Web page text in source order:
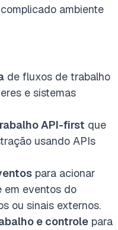
ambiente
de fluxos de trabalho
e sistemas
API-first que
usando APIs
para acionar
em eventos do
ou sinais externos.
e controle para